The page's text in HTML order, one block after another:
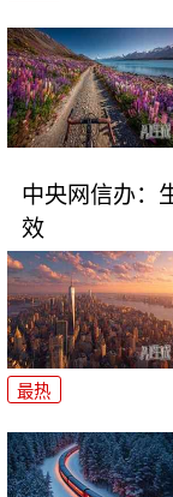
中央网信办：
效
最热